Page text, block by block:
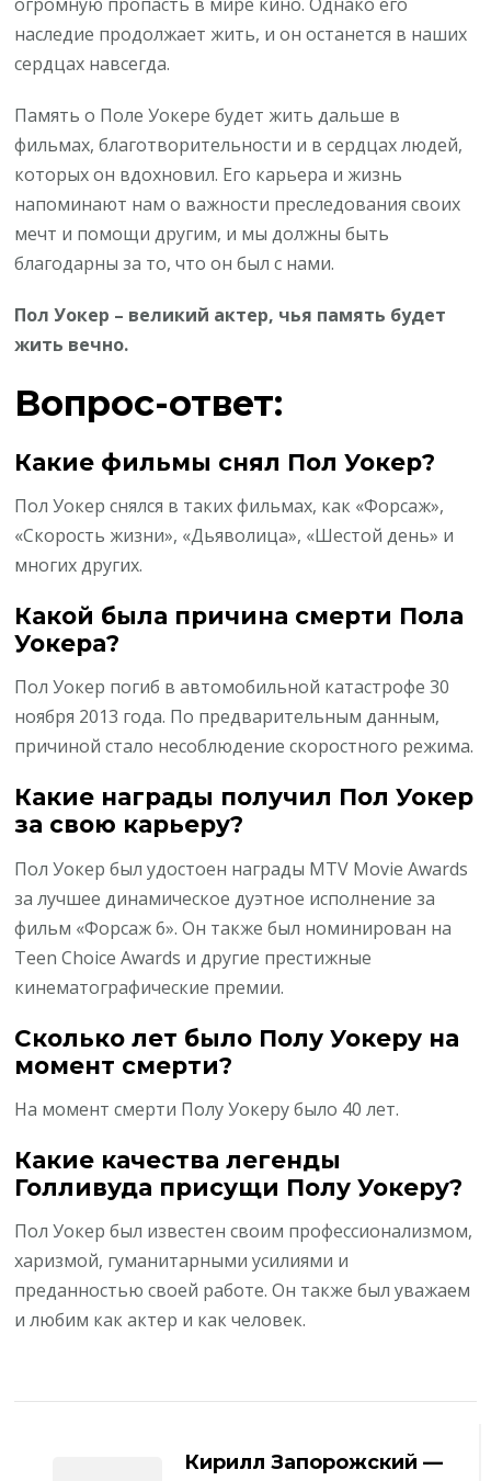
наследие продолжает жить, и он останется в наших
сердцах навсегда.
Память о Поле Уокере будет жить дальше в
фильмах, благотворительности и в сердцах людей,
которых он вдохновил. Его карьера и жизнь
напоминают нам о важности преследования своих
мечт и помощи другим, и мы должны быть
благодарны за то, что он был с нами.
Пол Уокер – великий актер, чья память будет
жить вечно.
Вопрос-ответ:
Какие фильмы снял Пол Уокер?
Пол Уокер снялся в таких фильмах, как «Форсаж»,
«Скорость жизни», «Дьяволица», «Шестой день» и
многих других.
Какой была причина смерти Пола
Уокера?
Пол Уокер погиб в автомобильной катастрофе 30
ноября 2013 года. По предварительным данным,
причиной стало несоблюдение скоростного режима.
Какие награды получил Пол Уокер
за свою карьеру?
Пол Уокер был удостоен награды MTV Movie Awards
за лучшее динамическое дуэтное исполнение за
фильм «Форсаж 6». Он также был номинирован на
Teen Choice Awards и другие престижные
кинематографические премии.
Сколько лет было Полу Уокеру на
момент смерти?
На момент смерти Полу Уокеру было 40 лет.
Какие качества легенды
Голливуда присущи Полу Уокеру?
Пол Уокер был известен своим профессионализмом,
харизмой, гуманитарными усилиями и
преданностью своей работе. Он также был уважаем
и любим как актер и как человек.
Кирилл Запорожский —